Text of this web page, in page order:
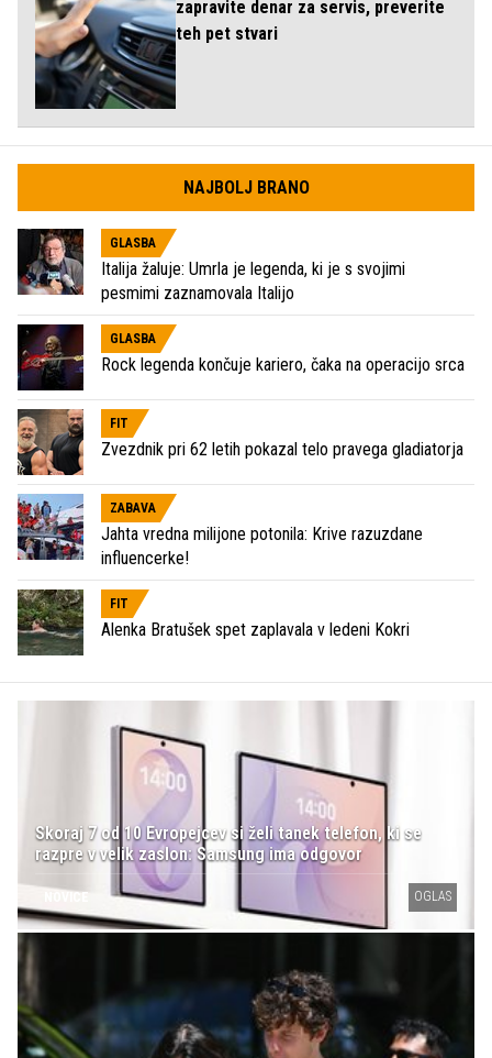
zapravite denar za servis, preverite
teh pet stvari
NAJBOLJ BRANO
GLASBA
Italija žaluje: Umrla je legenda, ki je s svojimi
pesmimi zaznamovala Italijo
GLASBA
Rock legenda končuje kariero, čaka na operacijo srca
FIT
Zvezdnik pri 62 letih pokazal telo pravega gladiatorja
ZABAVA
Jahta vredna milijone potonila: Krive razuzdane
influencerke!
FIT
Alenka Bratušek spet zaplavala v ledeni Kokri
Skoraj 7 od 10 Evropejcev si želi tanek telefon, ki se
razpre v velik zaslon: Samsung ima odgovor
OGLAS